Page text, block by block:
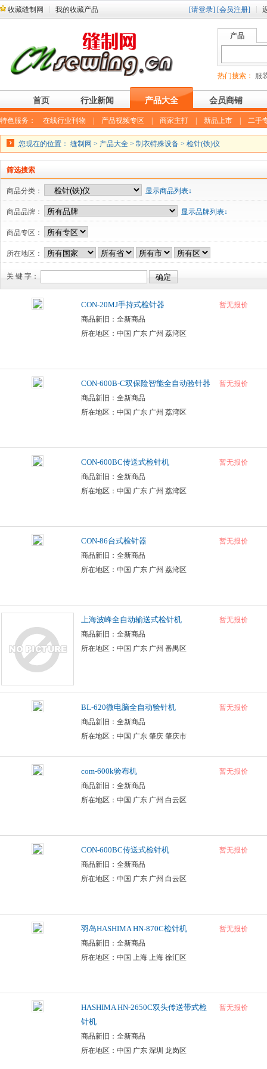
收藏缝制网 我的收藏产品 [请登录] [会员注册]
产品
热门搜索： 服
首页 行业新闻 产品大全 会员商铺
特色服务： 在线行业刊物 产品视频专区 商家主打 新品上市 二手
您现在的位置： 缝制网 > 产品大全 > 制衣特殊设备 > 检针(铁)仪
筛选搜索
商品分类： 显示商品列表↓
商品品牌： 显示品牌列表↓
商品专区：
所在地区：
关 键 字：
CON-20MJ手持式检针器
商品新旧：全新商品
所在地区：中国 广东 广州 荔湾区
暂无报价
CON-600B-C双保险智能全自动验针器
商品新旧：全新商品
所在地区：中国 广东 广州 荔湾区
暂无报价
CON-600BC传送式检针机
商品新旧：全新商品
所在地区：中国 广东 广州 荔湾区
暂无报价
CON-86台式检针器
商品新旧：全新商品
所在地区：中国 广东 广州 荔湾区
暂无报价
上海波峰全自动输送式检针机
商品新旧：全新商品
所在地区：中国 广东 广州 番禺区
暂无报价
BL-620微电脑全自动验针机
商品新旧：全新商品
所在地区：中国 广东 肇庆 肇庆市
暂无报价
com-600k验布机
商品新旧：全新商品
所在地区：中国 广东 广州 白云区
暂无报价
CON-600BC传送式检针机
商品新旧：全新商品
所在地区：中国 广东 广州 白云区
暂无报价
羽岛HASHIMA HN-870C检针机
商品新旧：全新商品
所在地区：中国 上海 上海 徐汇区
暂无报价
HASHIMA HN-2650C双头传送带式检
针机
商品新旧：全新商品
所在地区：中国 广东 深圳 龙岗区
暂无报价